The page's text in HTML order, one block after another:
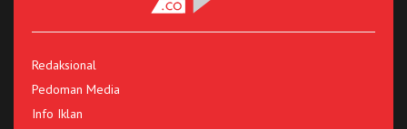
Redaksional
Pedoman Media
Info Iklan